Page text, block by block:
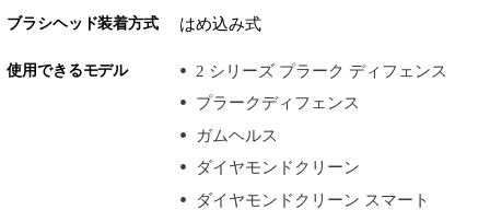
ブラシヘッド装着方式 はめ込み式
使用できるモデル
2 シリーズ プラーク ディフェンス
プラークディフェンス
ガムヘルス
ダイヤモンドクリーン
ダイヤモンドクリーン スマート